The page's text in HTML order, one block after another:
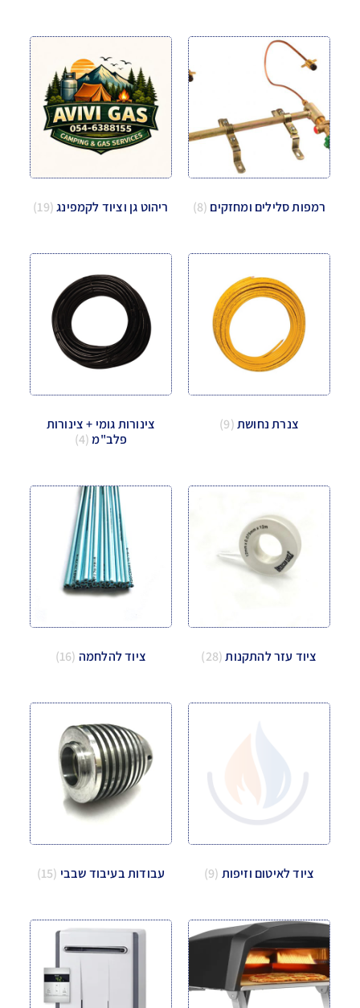
רמפות סלילים ומחזקים (8) ריהוט גן וציוד לקמפינג(19)
צנרת נחושת(9)
צינורות גומי + צינורות
פלב"מ (4)
ציוד עזר להתקנות(28) ציוד להלחמה (16)
ציוד לאיטום וזיפות (9) עבודות בעיבוד שבבי (15)